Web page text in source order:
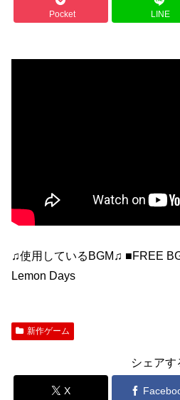
Pocket LINE
♫使用しているBGM♫ ■FREE
Lemon Days
新作ゲーム
シェアす
X